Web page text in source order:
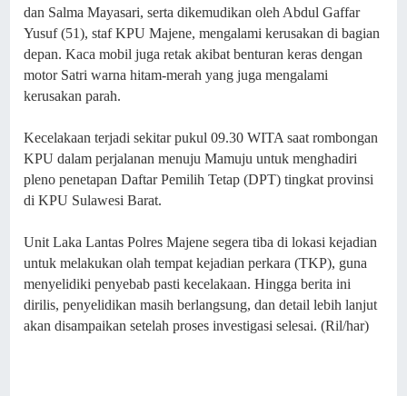
dan Salma Mayasari, serta dikemudikan oleh Abdul Gaffar
Yusuf (51), staf KPU Majene, mengalami kerusakan di bagian
depan. Kaca mobil juga retak akibat benturan keras dengan
motor Satri warna hitam-merah yang juga mengalami
kerusakan parah.
Kecelakaan terjadi sekitar pukul 09.30 WITA saat rombongan
KPU dalam perjalanan menuju Mamuju untuk menghadiri
pleno penetapan Daftar Pemilih Tetap (DPT) tingkat provinsi
di KPU Sulawesi Barat.
Unit Laka Lantas Polres Majene segera tiba di lokasi kejadian
untuk melakukan olah tempat kejadian perkara (TKP), guna
menyelidiki penyebab pasti kecelakaan. Hingga berita ini
dirilis, penyelidikan masih berlangsung, dan detail lebih lanjut
akan disampaikan setelah proses investigasi selesai. (Ril/har)